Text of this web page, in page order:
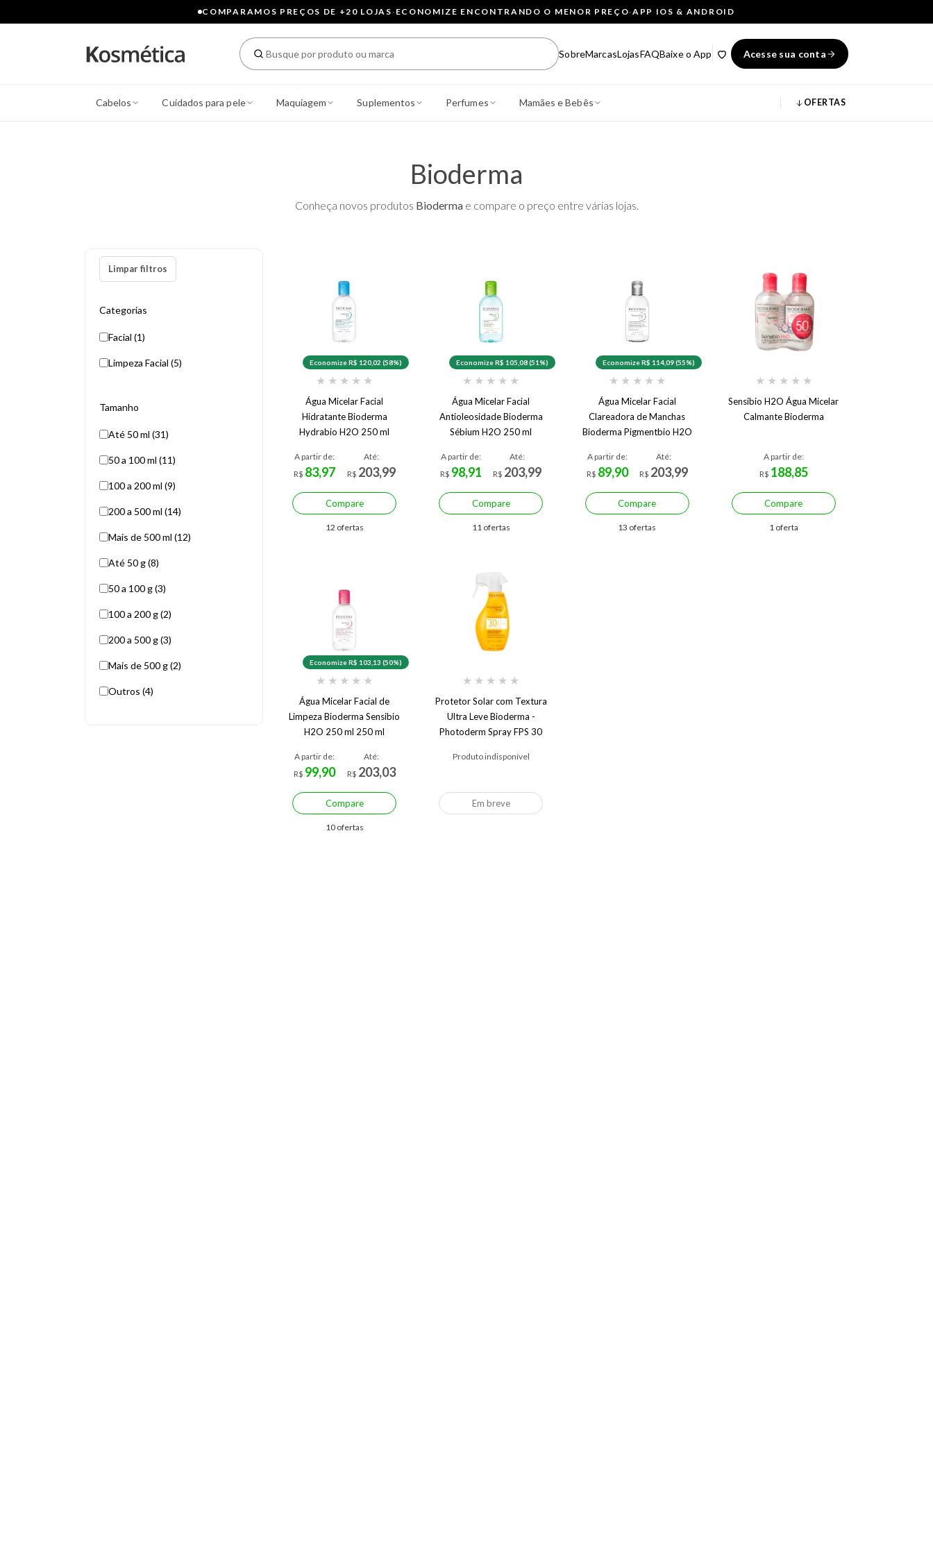
COMPARAMOS PREÇOS DE +20 LOJAS· ECONOMIZE ENCONTRANDO O MENOR PREÇO·APP IOS & ANDROID
SobreMarcasLojasFAQBaixe o App Acesse sua conta
Cabelos Cuidados para pele Maquiagem Suplementos Perfumes Mamães e Bebês OFERTAS
Bioderma
Conheça novos produtos Biodermae compare o preço entre várias lojas.
Limpar filtros
Categorias
Facial (1)
Limpeza Facial (5)
Tamanho
Até 50 ml (31)
50 a 100 ml (11)
100 a 200 ml (9)
200 a 500 ml (14)
Mais de 500 ml (12)
Até 50 g (8)
50 a 100 g (3)
100 a 200 g (2)
200 a 500 g (3)
Mais de 500 g (2)
Outros (4)
Economize R$ 120,02 (58%)
★ ★ ★ ★ ★
Água Micelar Facial
Hidratante Bioderma
Hydrabio H2O 250 ml
A partir de:
R$ 83,97
Até:
R$ 203,99
Compare
12 ofertas
Economize R$ 105,08 (51%)
★ ★ ★ ★ ★
Água Micelar Facial
Antioleosidade Bioderma
Sébium H2O 250 ml
A partir de:
R$ 98,91
Até:
R$ 203,99
Compare
11 ofertas
Economize R$ 114,09 (55%)
★ ★ ★ ★ ★
Água Micelar Facial
Clareadora de Manchas
Bioderma Pigmentbio H2O
A partir de:
R$ 89,90
Até:
R$ 203,99
Compare
13 ofertas
★ ★ ★ ★ ★
Sensibio H2O Água Micelar
Calmante Bioderma
A partir de:
R$ 188,85
Compare
1 oferta
Economize R$ 103,13 (50%)
★ ★ ★ ★ ★
Água Micelar Facial de
Limpeza Bioderma Sensibio
H2O 250 ml 250 ml
A partir de:
R$ 99,90
Até:
R$ 203,03
Compare
10 ofertas
★ ★ ★ ★ ★
Protetor Solar com Textura
Ultra Leve Bioderma -
Photoderm Spray FPS 30
Produto indisponível
Em breve